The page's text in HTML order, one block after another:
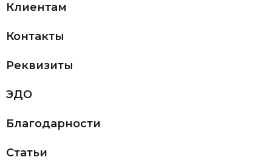
Клиентам
Контакты
Реквизиты
ЭДО
Благодарности
Статьи